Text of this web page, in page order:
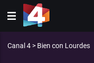
Canal 4 > Bien con Lourdes